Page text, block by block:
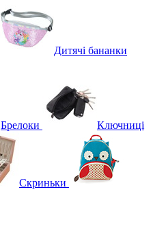
Дитячі бананки
Брелоки Ключниці
Скриньки